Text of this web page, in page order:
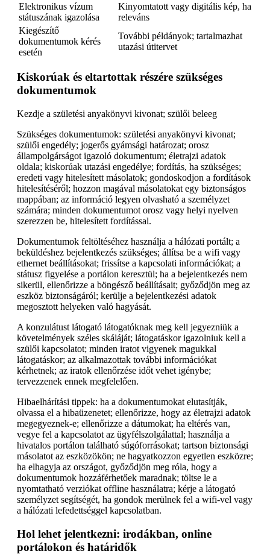
Elektronikus vízum
státuszának igazolása
Kinyomtatott vagy digitális kép, ha
releváns
Kiegészítő
dokumentumok kérés
esetén
További példányok; tartalmazhat
utazási útitervet
Kiskorúak és eltartottak részére szükséges
dokumentumok
Kezdje a születési anyakönyvi kivonat; szülői beleeg
Szükséges dokumentumok: születési anyakönyvi kivonat;
szülői engedély; jogerős gyámsági határozat; orosz
állampolgárságot igazoló dokumentum; életrajzi adatok
oldala; kiskorúak utazási engedélye; fordítás, ha szükséges;
eredeti vagy hitelesített másolatok; gondoskodjon a fordítások
hitelesítéséről; hozzon magával másolatokat egy biztonságos
mappában; az információ legyen olvasható a személyzet
számára; minden dokumentumot orosz vagy helyi nyelven
szerezzen be, hitelesített fordítással.
Dokumentumok feltöltéséhez használja a hálózati portált; a
beküldéshez bejelentkezés szükséges; állítsa be a wifi vagy
ethernet beállításokat; frissítse a kapcsolati információkat; a
státusz figyelése a portálon keresztül; ha a bejelentkezés nem
sikerül, ellenőrizze a böngésző beállításait; győződjön meg az
eszköz biztonságáról; kerülje a bejelentkezési adatok
megosztott helyeken való hagyását.
A konzulátust látogató látogatóknak meg kell jegyezniük a
követelmények széles skáláját; látogatáskor igazolniuk kell a
szülői kapcsolatot; minden iratot vigyenek magukkal
látogatáskor; az alkalmazottak további információkat
kérhetnek; az iratok ellenőrzése időt vehet igénybe;
tervezzenek ennek megfelelően.
Hibaelhárítási tippek: ha a dokumentumokat elutasítják,
olvassa el a hibaüzenetet; ellenőrizze, hogy az életrajzi adatok
megegyeznek-e; ellenőrizze a dátumokat; ha eltérés van,
vegye fel a kapcsolatot az ügyfélszolgálattal; használja a
hivatalos portálon található súgóforrásokat; tartson biztonsági
másolatot az eszközökön; ne hagyatkozzon egyetlen eszközre;
ha elhagyja az országot, győződjön meg róla, hogy a
dokumentumok hozzáférhetőek maradnak; töltse le a
nyomtatható verziókat offline használatra; kérje a látogató
személyzet segítségét, ha gondok merülnek fel a wifi-vel vagy
a hálózati lefedettséggel kapcsolatban.
Hol lehet jelentkezni: irodákban, online
portálokon és határidők